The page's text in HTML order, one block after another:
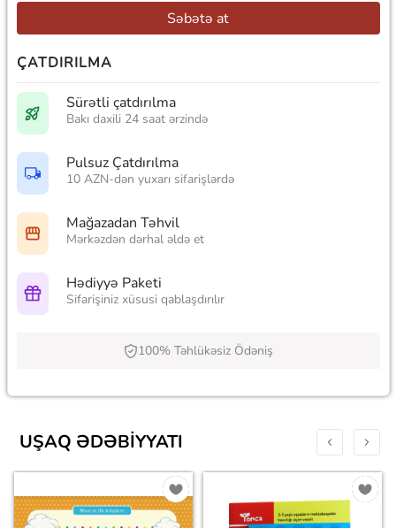
Səbətə at
ÇATDIRILMA
Sürətli çatdırılma
Bakı daxili 24 saat ərzində
Pulsuz Çatdırılma
10 AZN-dən yuxarı sifarişlərdə
Mağazadan Təhvil
Mərkəzdən dərhal əldə et
Hədiyyə Paketi
Sifarişiniz xüsusi qablaşdırılır
100% Təhlükəsiz Ödəniş
UŞAQ ƏDƏBIYYATI